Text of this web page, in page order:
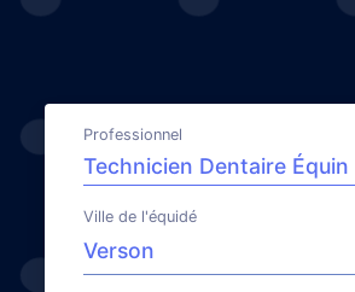
Professionnel
Ville de l'équidé